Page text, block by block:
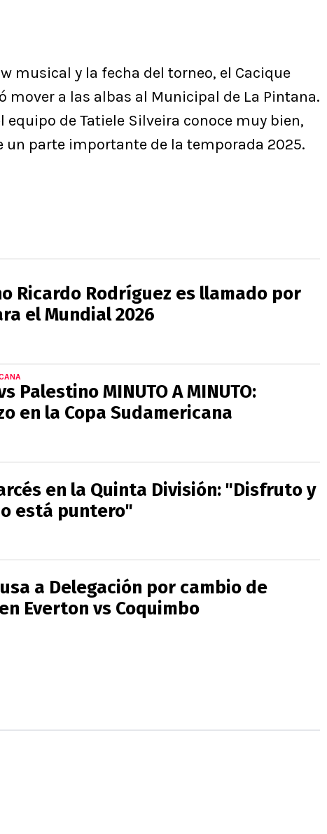
musical y la fecha del torneo, el Cacique
mover a las albas al Municipal de La Pintana.
equipo de Tatiele Silveira conoce muy bien,
un parte importante de la temporada 2025.
Ricardo Rodríguez es llamado por
el Mundial 2026
Palestino MINUTO A MINUTO:
en la Copa Sudamericana
en la Quinta División: "Disfruto y
está puntero"
a Delegación por cambio de
Everton vs Coquimbo